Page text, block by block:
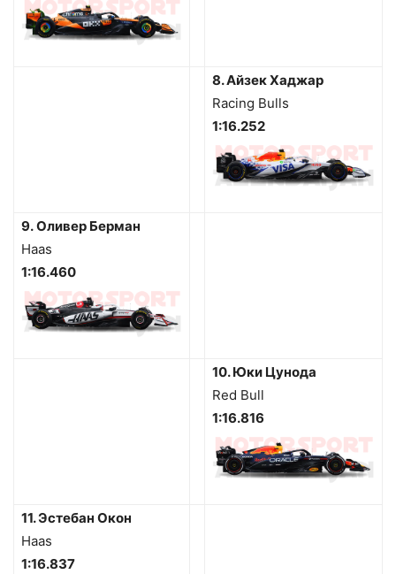
8. Айзек Хаджар
Racing Bulls
1:16.252
9.Оливер Берман
Haas
1:16.460
10. Юки Цунода
Red Bull
1:16.816
11. Эстебан Окон
Haas
1:16.837